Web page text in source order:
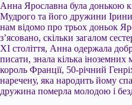
Анна Ярославна була донькою
Мудрого та його дружини
нам відомо про трьох доньок
з’ясовано, скільки загалом
XI століття, Анна одержала
писати, знала кілька іноземних
король Франції, 50-річний
наречену, яка народить йому
дружина померла молодою і